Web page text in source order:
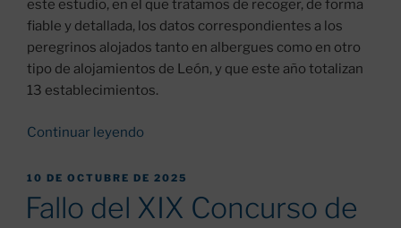
este estudio, en el que tratamos de recoger, de forma
fiable y detallada, los datos correspondientes a los
peregrinos alojados tanto en albergues como en otro
tipo de alojamientos de León, y que este año totalizan
13 establecimientos.
Continuar leyendo
del
Paso
de
PUBLICADO
10 DE OCTUBRE DE 2025
Fallo del XIX Concurso de